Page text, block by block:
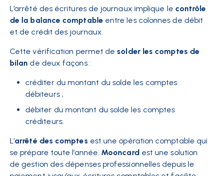
L’arrêté des écritures de journaux implique le contrôle
de la balance comptable entre les colonnes de débit
et de crédit des journaux.
Cette vérification permet de solder les comptes de
bilan de deux façons :
créditer du montant du solde les comptes
débiteurs ;
débiter du montant du solde les comptes
créditeurs.
L’arrêté des comptes est une opération comptable qui
se prépare toute l’année. Mooncard est une solution
de gestion des dépenses professionnelles depuis le